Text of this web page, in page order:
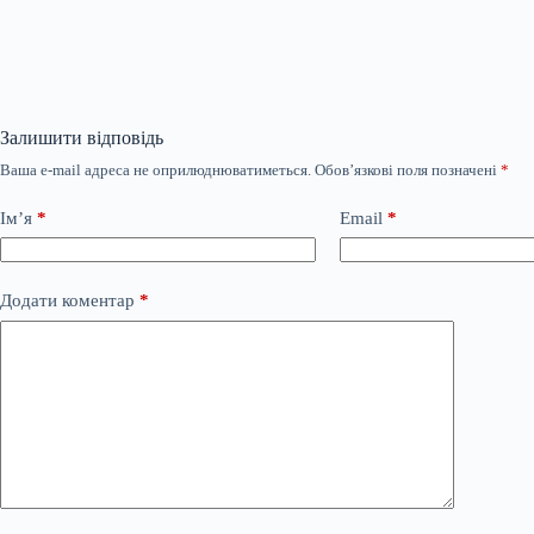
Залишити відповідь
Ваша e-mail адреса не оприлюднюватиметься. Обов’язкові поля позначені *
Ім’я * Email *
Додати коментар *